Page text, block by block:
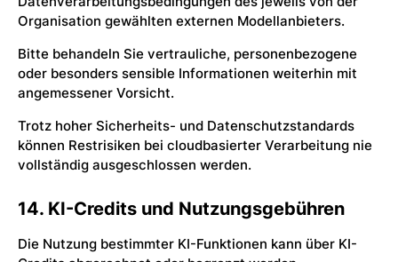
Organisation gewählten externen Modellanbieters.
Bitte behandeln Sie vertrauliche, personenbezogene
oder besonders sensible Informationen weiterhin mit
angemessener Vorsicht.
Trotz hoher Sicherheits- und Datenschutzstandards
können Restrisiken bei cloudbasierter Verarbeitung nie
vollständig ausgeschlossen werden.
14. KI-Credits und Nutzungsgebühren
Die Nutzung bestimmter KI-Funktionen kann über KI-